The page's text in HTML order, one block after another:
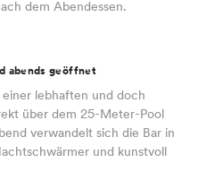
dem Abendessen.
abends geöffnet
lebhaften und doch
über dem 25-Meter-Pool
verwandelt sich die Bar in
und kunstvoll